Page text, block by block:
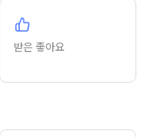
받은 좋아요